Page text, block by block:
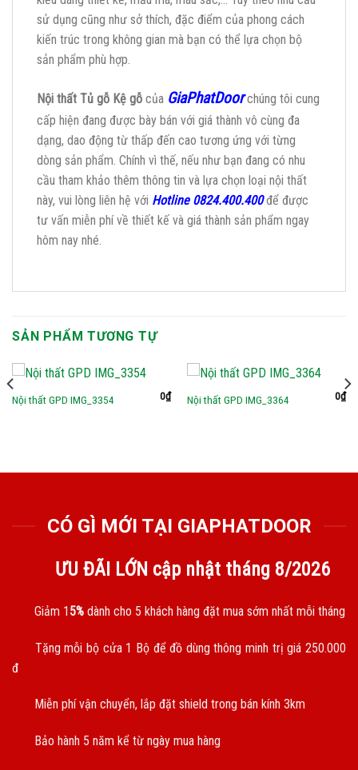
sử dụng cũng như sở thích, đặc điểm của phong cách
kiến trúc trong không gian mà bạn có thể lựa chọn bộ
sản phẩm phù hợp.
Nội thất Tủ gỗ Kệ gỗ của GiaPhatDoorchúng tôi cung
cấp hiện đang được bày bán với giá thành vô cùng đa
dạng, dao động từ thấp đến cao tương ứng với từng
dòng sản phẩm. Chính vì thế, nếu như bạn đang có nhu
cầu tham khảo thêm thông tin và lựa chọn loại nội thất
này, vui lòng liên hệ với Hotline 0824.400.400để được
tư vấn miễn phí về thiết kế và giá thành sản phẩm ngay
hôm nay nhé.
SẢN PHẨM TƯƠNG TỰ
Nội thất GPD IMG_3354 0₫ Nội thất GPD IMG_3364 0₫
CÓ GÌ MỚI TẠI GIAPHATDOOR
ƯU ĐÃI LỚN cập nhật tháng 8/2026
Giảm 15% dành cho 5 khách hàng đặt mua sớm nhất mỗi tháng
Tặng mỗi bộ cửa 1 Bộ để đồ dùng thông minh trị giá 250.000
đ
Miễn phí vận chuyển, lắp đặt shield trong bán kính 3km
Bảo hành 5 năm kể từ ngày mua hàng